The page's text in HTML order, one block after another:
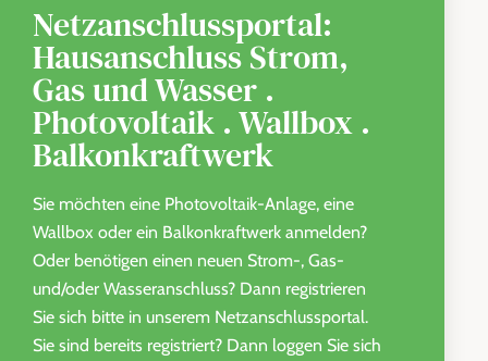
Netzanschlussportal:
Hausanschluss Strom,
Gas und Wasser .
Photovoltaik . Wallbox .
Balkonkraftwerk
Sie möchten eine Photovoltaik-Anlage, eine
Wallbox oder ein Balkonkraftwerk anmelden?
Oder benötigen einen neuen Strom-, Gas-
und/oder Wasseranschluss? Dann registrieren
Sie sich bitte in unserem Netzanschlussportal.
Sie sind bereits registriert? Dann loggen Sie sich